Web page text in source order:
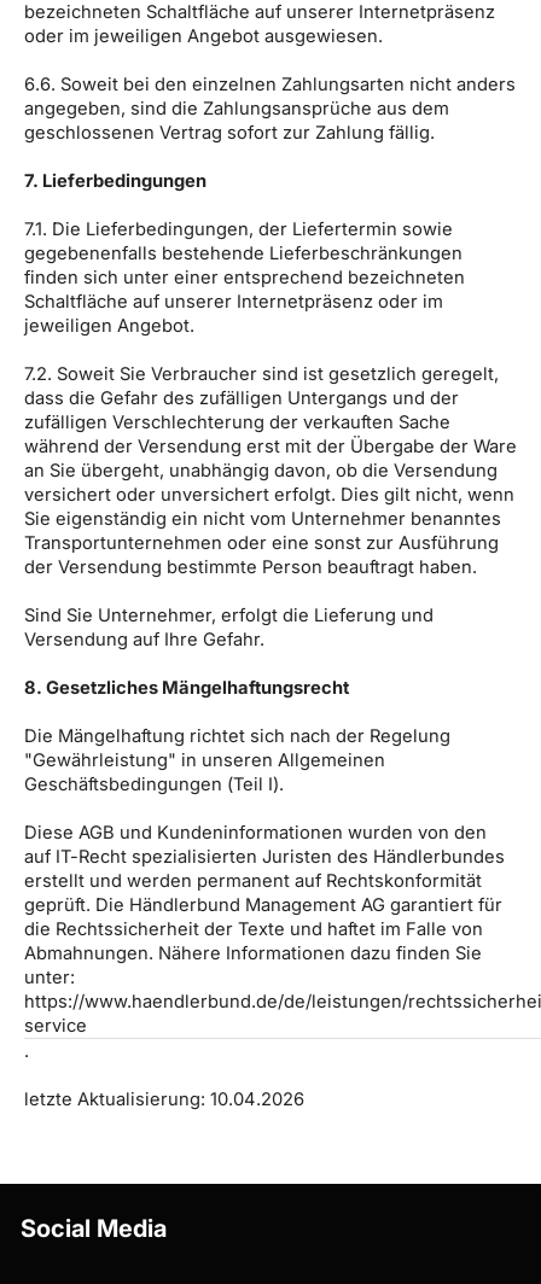
bezeichneten Schaltfläche auf unserer Internetpräsenz
oder im jeweiligen Angebot ausgewiesen.
6.6. Soweit bei den einzelnen Zahlungsarten nicht anders
angegeben, sind die Zahlungsansprüche aus dem
geschlossenen Vertrag sofort zur Zahlung fällig.
7. Lieferbedingungen
7.1. Die Lieferbedingungen, der Liefertermin sowie
gegebenenfalls bestehende Lieferbeschränkungen
finden sich unter einer entsprechend bezeichneten
Schaltfläche auf unserer Internetpräsenz oder im
jeweiligen Angebot.
7.2. Soweit Sie Verbraucher sind ist gesetzlich geregelt,
dass die Gefahr des zufälligen Untergangs und der
zufälligen Verschlechterung der verkauften Sache
während der Versendung erst mit der Übergabe der Ware
an Sie übergeht, unabhängig davon, ob die Versendung
versichert oder unversichert erfolgt. Dies gilt nicht, wenn
Sie eigenständig ein nicht vom Unternehmer benanntes
Transportunternehmen oder eine sonst zur Ausführung
der Versendung bestimmte Person beauftragt haben.
Sind Sie Unternehmer, erfolgt die Lieferung und
Versendung auf Ihre Gefahr.
8. Gesetzliches Mängelhaftungsrecht
Die Mängelhaftung richtet sich nach der Regelung
"Gewährleistung" in unseren Allgemeinen
Geschäftsbedingungen (Teil I).
Diese AGB und Kundeninformationen wurden von den
auf IT-Recht spezialisierten Juristen des Händlerbundes
erstellt und werden permanent auf Rechtskonformität
geprüft. Die Händlerbund Management AG garantiert für
die Rechtssicherheit der Texte und haftet im Falle von
Abmahnungen. Nähere Informationen dazu finden Sie
unter:
https://www.haendlerbund.de/de/leistungen/
service
.
letzte Aktualisierung: 10.04.2026
Social Media